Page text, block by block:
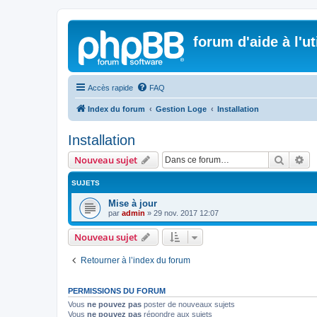
forum d'aide à
Accès rapide FAQ
Index du forum Gestion Loge Installation
Installation
Nouveau sujet
SUJETS
Mise à jour
par admin » 29 nov. 2017 12:07
Nouveau sujet
Retourner à l’index du forum
PERMISSIONS DU FORUM
Vous ne pouvez pas poster de nouveaux sujets
Vous ne pouvez pas répondre aux sujets